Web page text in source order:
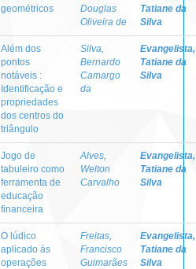
geométricos
Douglas
Oliveira de
Tatiane da
Silva
Além dos
pontos
notáveis :
Identificação e
propriedades
dos centros do
triângulo
Silva,
Bernardo
Camargo
da
Evangelista,
Tatiane da
Silva
Jogo de
tabuleiro como
ferramenta de
educação
financeira
Alves,
Welton
Carvalho
Evangelista,
Tatiane da
Silva
O lúdico
aplicado às
operações
Freitas,
Francisco
Guimarães
Evangelista,
Tatiane da
Silva